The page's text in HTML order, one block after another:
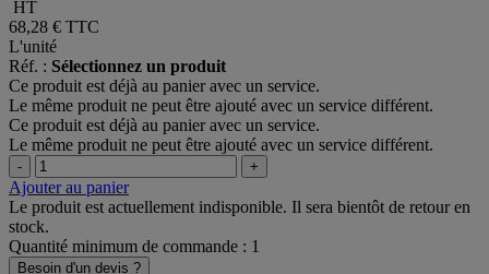
56,90 €
HT
68,28 €
L'unité
Réf. :Sélectionnez un produit
Ce produit est déjà au panier avec un service.
Le même produit ne peut être ajouté avec un service différent.
Ce produit est déjà au panier avec un service.
Le même produit ne peut être ajouté avec un service différent.
- +
Ajouter au panier
Le produit est actuellement indisponible. Il sera bientôt de retour en
stock.
Quantité minimum de commande : 1